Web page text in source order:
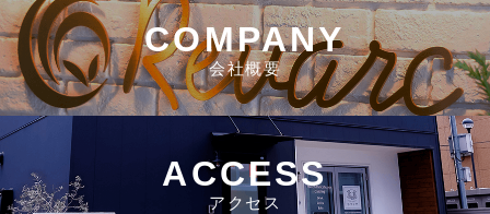
COMPANY
会社概要
ACCESS
アクセス